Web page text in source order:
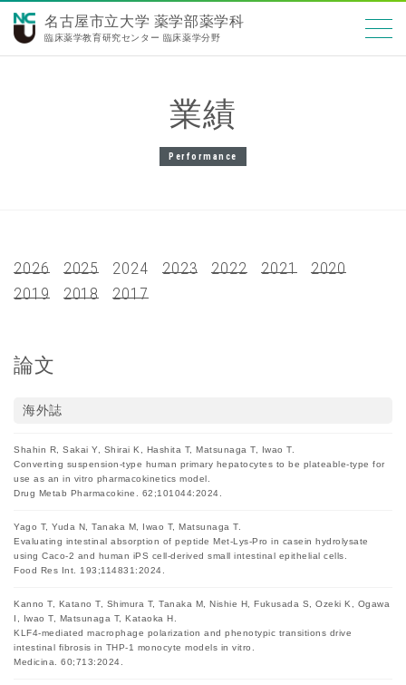
名古屋市立大学 薬学部薬学科
臨床薬学教育研究センター 臨床薬学分野
業績
Performance
2026 2025 2024 2023 2022 2021
2020
2019
2018 2017
論文
海外誌
Shahin R, Sakai Y, Shirai K, Hashita T, Matsunaga T, Iwao T.
Converting suspension-type human primary hepatocytes to be plateable-type for
use as an in vitro pharmacokinetics model.
Drug Metab Pharmacokine. 62;101044:2024.
Yago T, Yuda N, Tanaka M, Iwao T, Matsunaga T.
Evaluating intestinal absorption of peptide Met-Lys-Pro in casein hydrolysate
using Caco-2 and human iPS cell-derived small intestinal epithelial cells.
Food Res Int. 193;114831:2024.
Kanno T, Katano T, Shimura T, Tanaka M, Nishie H, Fukusada S, Ozeki K, Ogawa
I, Iwao T, Matsunaga T, Kataoka H.
KLF4-mediated macrophage polarization and phenotypic transitions drive
intestinal fibrosis in THP-1 monocyte models in vitro.
Medicina. 60;713:2024.